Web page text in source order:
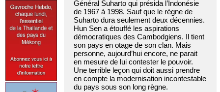
Général Suharto qui présida l’Indonésie
de 1967 à 1998. Sauf que le règne de
Suharto dura seulement deux décennies.
Hun Sen a étouffé les aspirations
démocratiques des Cambodgiens. Il tient
son pays en otage de son clan. Mais
personne, aujourd’hui encore, ne parait
en mesure de lui contester le pouvoir.
Une terrible leçon qui doit aussi prendre
en compte la modernisation incontestable
du pays sous son long règne.